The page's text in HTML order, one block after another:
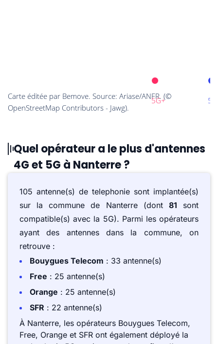
Quel opérateur a le plus d'antennes
4G et 5G à Nanterre ?
105 antenne(s) de telephonie sont implantée(s)
sur la commune de Nanterre (dont 81 sont
compatible(s) avec la 5G). Parmi les opérateurs
ayant des antennes dans la commune, on
retrouve :
Bouygues Telecom : 33 antenne(s)
Free : 25 antenne(s)
Orange : 25 antenne(s)
SFR : 22 antenne(s)
À Nanterre, les opérateurs Bouygues Telecom,
Free, Orange et SFR ont également déployé la